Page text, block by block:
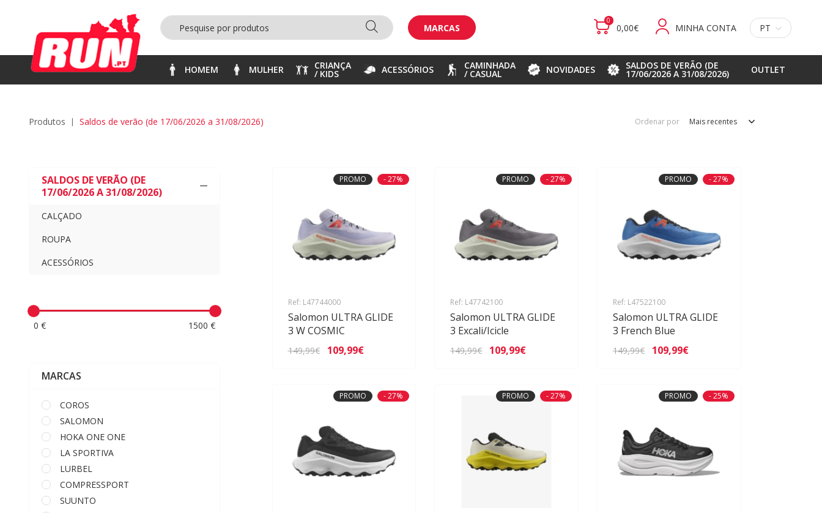
MARCAS
0
0,00€ MINHA CONTA PT
HOMEM MULHER CRIANÇA
/ KIDS ACESSÓRIOS CAMINHADA
/ CASUAL NOVIDADES SALDOS DE VERÃO (DE
17/06/2026 A 31/08/2026) OUTLET
produtos saldos de verão (de 17/06/2026 a 31/08/2026) Ordenar por Mais recentes
SALDOS DE VERÃO (DE
17/06/2026 A 31/08/2026)
CALÇADO
ROUPA
ACESSÓRIOS
0 € 1500 €
MARCAS
COROS
SALOMON
HOKA ONE ONE
LA SPORTIVA
LURBEL
COMPRESSPORT
SUUNTO
PROMO - 27%
Ref: L47744000
Salomon ULTRA GLIDE
3 W COSMIC
149,99€ 109,99€
PROMO - 27%
Ref: L47742100
Salomon ULTRA GLIDE
3 Excali/Icicle
149,99€ 109,99€
PROMO - 27%
Ref: L47522100
Salomon ULTRA GLIDE
3 French Blue
149,99€ 109,99€
PROMO - 27% PROMO - 27% PROMO - 25%